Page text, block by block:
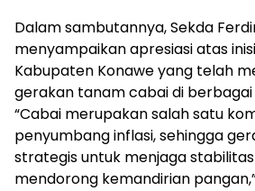
Dalam sambutannya, Sekda
menyampaikan apresiasi atas
Kabupaten Konawe yang telah
gerakan tanam cabai di
“Cabai merupakan salah satu
penyumbang inflasi, sehingga
strategis untuk menjaga
mendorong kemandirian